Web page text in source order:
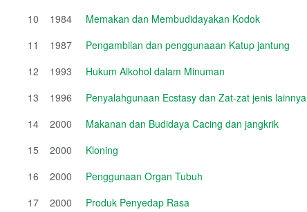
10
1984
Memakan dan Membudidayakan Kodok
11
1987
Pengambilan dan penggunaaan Katup jantung
12
1993
Hukum Alkohol dalam Minuman
13
1996
Penyalahgunaan Ecstasy dan Zat-zat jenis lainnya
14
2000
Makanan dan Budidaya Cacing dan jangkrik
15
2000
Kloning
16
2000
Penggunaan Organ Tubuh
17
2000
Produk Penyedap Rasa